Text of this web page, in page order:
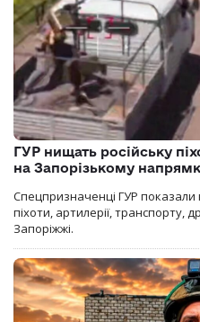
ГУР нищать російську
на Запорізькому
Спецпризначенці ГУР показали
піхоти, артилерії, транспорту,
Запоріжжі.